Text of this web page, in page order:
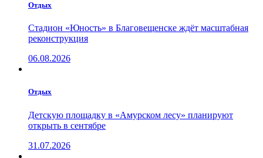
Отдых
Стадион «Юность» в Благовещенске ждёт масштабная
реконструкция
06.08.2026
Отдых
Детскую площадку в «Амурском лесу» планируют
открыть в сентябре
31.07.2026